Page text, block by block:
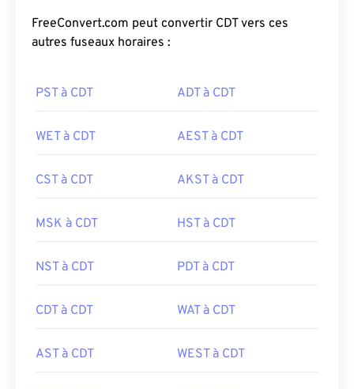
FreeConvert.com peut convertir CDT vers ces
autres fuseaux horaires :
PST à CDT ADT à CDT
WET à CDT AEST à CDT
CST à CDT AKST à CDT
MSK à CDT HST à CDT
NST à CDT PDT à CDT
CDT à CDT WAT à CDT
AST à CDT WEST à CDT